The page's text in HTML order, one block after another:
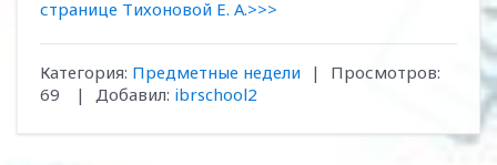
странице Тихоновой Е. А.>>>
Категория: Предметные недели | Просмотров:
69
| Добавил: ibrschool2